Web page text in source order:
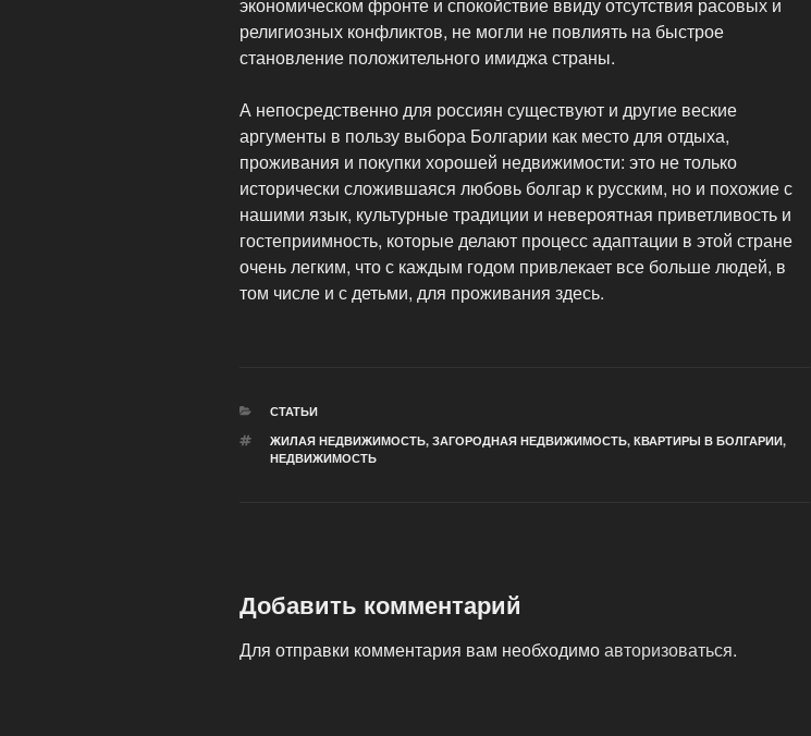
экономическом фронте и спокойствие ввиду отсутствия расовых и
религиозных конфликтов, не могли не повлиять на быстрое
становление положительного имиджа страны.
А непосредственно для россиян существуют и другие веские
аргументы в пользу выбора Болгарии как место для отдыха,
проживания и покупки хорошей недвижимости: это не только
исторически сложившаяся любовь болгар к русским, но и похожие с
нашими язык, культурные традиции и невероятная приветливость и
гостеприимность, которые делают процесс адаптации в этой стране
очень легким, что с каждым годом привлекает все больше людей, в
том числе и с детьми, для проживания здесь.
РУБРИКИ
СТАТЬИ
МЕТКИ
ЖИЛАЯ НЕДВИЖИМОСТЬ, ЗАГОРОДНАЯ НЕДВИЖИМОСТЬ, КВАРТИРЫ В БОЛГАРИИ,
НЕДВИЖИМОСТЬ
Добавить комментарий
Для отправки комментария вам необходимоавторизоваться.